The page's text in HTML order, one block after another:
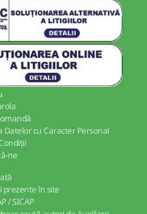
Datelor cu Caracter Personal
ne
prezente în site
/ SICAP